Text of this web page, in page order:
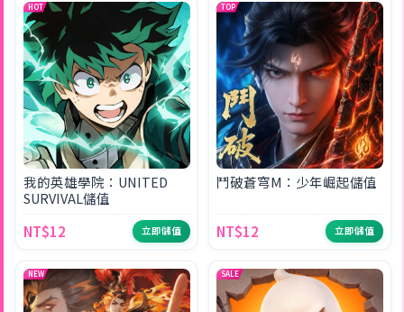
HOT
我的英雄學院：UNITED
SURVIVAL儲值
NT$12
立即儲值
TOP
鬥破蒼穹M：少年崛起儲值
NT$12 立即儲值
NEW SALE